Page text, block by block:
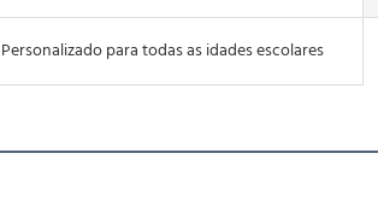
Personalizado para todas as idades escolares